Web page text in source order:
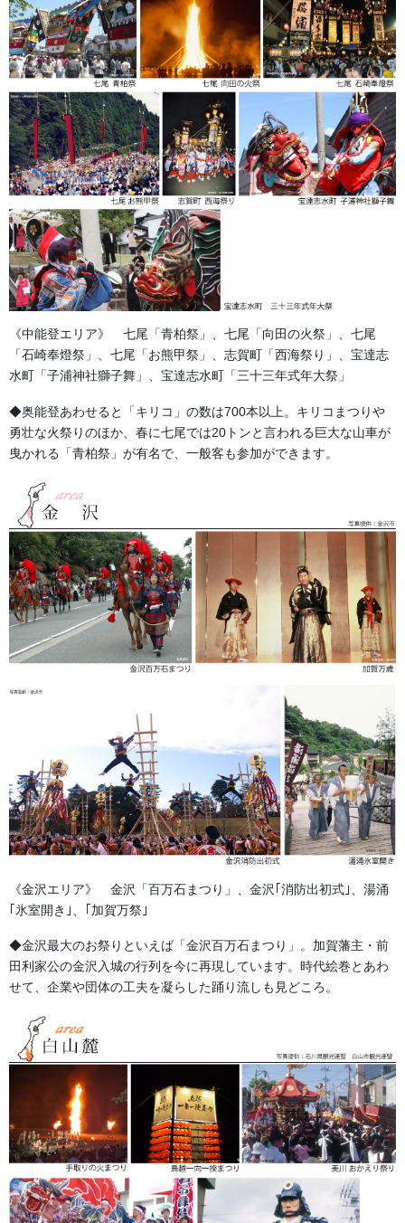
◆石川県のお祭り用品はおまかせ下
さい
半纏は、お祭りに欠かせない衣裳です。それと同時に当店では各
地域に伝わる独自なお祭り用品も継承して大事な商品としてお客
様へお届けいたしております。また、イベントや展示会などでの
ご用命も数多くいただいております。場を盛り上げ、効果的な宣
伝ツールとしてご活用下さい。
◆エリアでみる石川のお祭り
《奥能登エリア》 能登町「あばれ祭り」、輪島市「輪島大
祭」、珠洲飯田「燈籠山祭り」、穴水「沖波大漁まつり」、珠洲
◆能登の祭りといえば「キリコ」の存在です。夏から秋にかけ、
「キリコ」とよばれる直方体の形をした山車（だし）の一種が集
落を練り歩きます。豪快な宇出津の「あばれ祭り」が特に有名。
《中能登エリア》 七尾「青柏祭」、七尾「向田の火祭」、七尾
「石崎奉燈祭」、七尾「お熊甲祭」、志賀町「西海祭り」、宝達志
水町「子浦神社獅子舞」、宝達志水町「三十三年式年大祭」
◆奥能登あわせると「キリコ」の数は700本以上。キリコまつりや
勇壮な火祭りのほか、春に七尾では20トンと言われる巨大な山車が
曳かれる「青柏祭」が有名で、一般客も参加ができます。
《金沢エリア》 金沢「百万石まつり」、金沢｢消防出初式｣、湯涌
｢氷室開き｣、｢加賀万祭｣
◆金沢最大のお祭りといえば「金沢百万石まつり」。加賀藩主・前
田利家公の金沢入城の行列を今に再現しています。時代絵巻とあわ
せて、企業や団体の工夫を凝らした踊り流しも見どころ。